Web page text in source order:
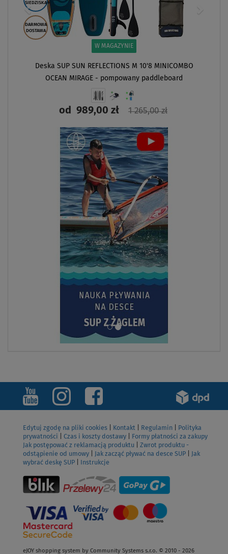
SIEDZISKA
DARMOWA
DOSTAWA
W MAGAZYNIE
Deska SUP SUN REFLECTIONS M 10'8 MINICOMBO
OCEAN MIRAGE - pompowany paddleboard
od 989,00 zł 1 265,00 zł
ZOBACZ
Edytuj zgodę na pliki cookies Kontakt Regulamin
Polityka
prywatności
Czas i koszty dostawy
Formy płatności za zakupy
Jak postępować z reklamacją produktu
Zwrot produktu -
odstąpienie od umowy
Jak zacząć pływać na desce SUP
Jak
wybrać deskę SUP
Instrukcje
eJOY shopping system by Community Systems s.r.o. © 2010 - 2026